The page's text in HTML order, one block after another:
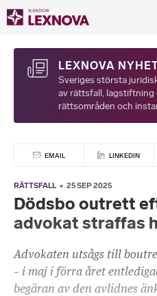
LEXNOVA
Sveriges största
av rättsfall, lagstiftning
rättsområden och
EMAIL LINKEDIN
RÄTTSFALL 25 SEP 2025
Dödsbo outrett
advokat straffas
Advokaten utsågs till
– i maj i förra året
begäran av den avlidnes